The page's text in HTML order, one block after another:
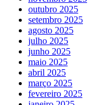
outubro 2025
setembro 2025
agosto 2025
julho 2025
junho 2025
maio 2025
abril 2025
março 2025
fevereiro 2025